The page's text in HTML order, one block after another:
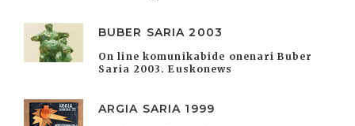
BUBER SARIA 2003
On line komunikabide onenari Buber
Saria 2003. Euskonews
ARGIA SARIA 1999